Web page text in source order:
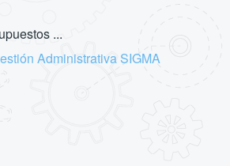
...
Administrativa SIGMA